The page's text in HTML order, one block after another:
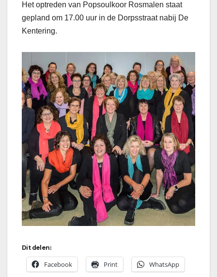
Het optreden van Popsoulkoor Rosmalen staat
gepland om 17.00 uur in de Dorpsstraat nabij De
Kentering.
Dit delen:
Facebook Print WhatsApp